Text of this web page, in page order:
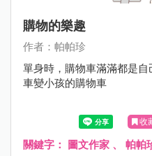
購物的樂趣
作者：帕帕珍
單身時，購物車滿滿都是
車變小孩的購物車
收
關鍵字： 圖文作家 、 帕帕